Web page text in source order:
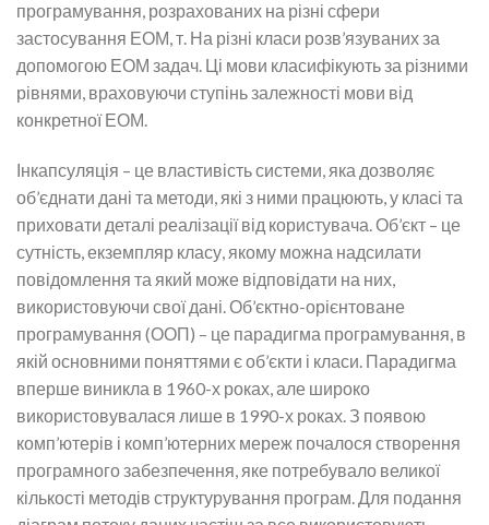
програмування, розрахованих на різні сфери
застосування ЕОМ, т. На різні класи розв’язуваних за
допомогою ЕОМ задач. Ці мови класифікують за різними
рівнями, враховуючи ступінь залежності мови від
конкретної ЕОМ.
Інкапсуляція – це властивість системи, яка дозволяє
об’єднати дані та методи, які з ними працюють, у класі та
приховати деталі реалізації від користувача. Об’єкт – це
сутність, екземпляр класу, якому можна надсилати
повідомлення та який може відповідати на них,
використовуючи свої дані. Об’єктно-орієнтоване
програмування (ООП) – це парадигма програмування, в
якій основними поняттями є об’єкти і класи. Парадигма
вперше виникла в 1960-х роках, але широко
використовувалася лише в 1990-х роках. З появою
комп’ютерів і комп’ютерних мереж почалося створення
програмного забезпечення, яке потребувало великої
кількості методів структурування програм. Для подання